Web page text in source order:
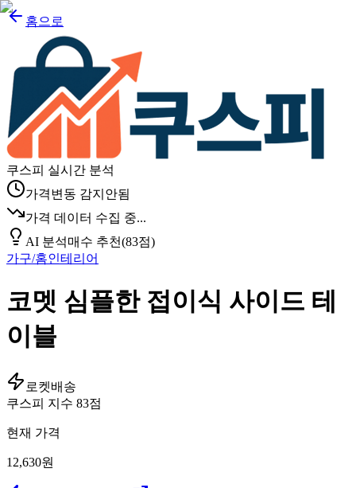
홈으로
쿠스피 실시간 분석
가격변동 감지안됨
가격 데이터 수집 중...
AI 분석매수 추천(83점)
가구/홈인테리어
코멧 심플한 접이식 사이드 테
이블
로켓배송
쿠스피 지수 83점
현재 가격
12,630원